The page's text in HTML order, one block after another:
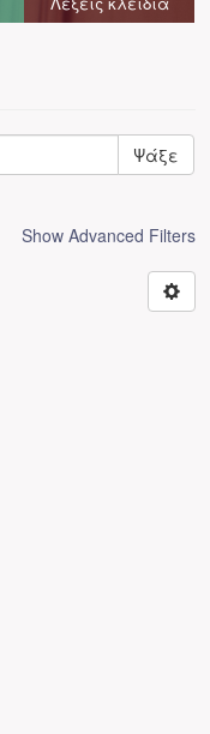
Ψάξε
Show Advanced Filters